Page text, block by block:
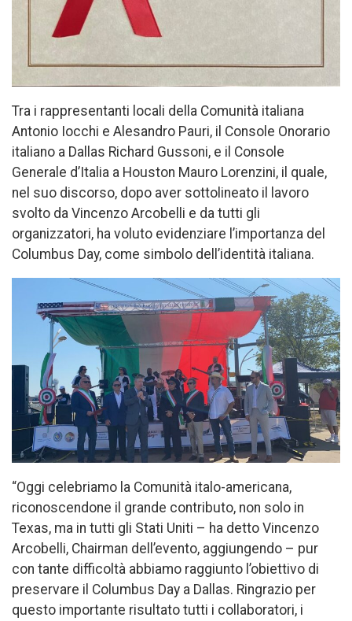
Tra i rappresentanti locali della Comunità italiana
Antonio Iocchi e Alesandro Pauri, il Console Onorario
italiano a Dallas Richard Gussoni, e il Console
Generale d’Italia a Houston Mauro Lorenzini, il quale,
nel suo discorso, dopo aver sottolineato il lavoro
svolto da Vincenzo Arcobelli e da tutti gli
organizzatori, ha voluto evidenziare l’importanza del
Columbus Day, come simbolo dell’identità italiana.
“Oggi celebriamo la Comunità italo-americana,
riconoscendone il grande contributo, non solo in
Texas, ma in tutti gli Stati Uniti – ha detto Vincenzo
Arcobelli, Chairman dell’evento, aggiungendo – pur
con tante difficoltà abbiamo raggiunto l’obiettivo di
preservare il Columbus Day a Dallas. Ringrazio per
questo importante risultato tutti i collaboratori, i